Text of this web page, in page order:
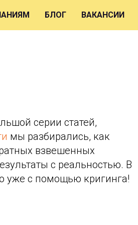
БЛОГ ВАКАНСИИ
2
серии статей,
мы разбирались, как
взвешенных
с реальностью. В
уже с помощью кригинга!